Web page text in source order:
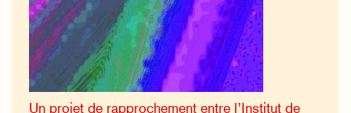
Un projet de rapprochement entre l’Institut de